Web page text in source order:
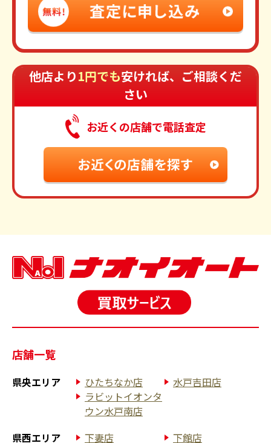
他店より1円でも安ければ、ご相談くだ
さい
お近くの店舗で電話査定
店舗一覧
県央エリア ひたちなか店
水戸吉田店
ラビットイオンタ
ウン水戸南店
県西エリア
下妻店 下館店